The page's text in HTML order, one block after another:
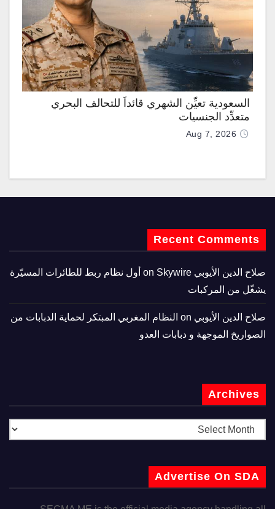
السعودية تعيِّن الشهري قائداً للتحالف البحري
متعدِّد الجنسيات
Aug 7, 2026
Recent Comments
صلاح الدين الأيوبي
Skywire أول نظام ربط للطائرات المسيّرة
يشغّل من المركبات
صلاح الدين الأيوبي
النظام المغربي المبتكر لحماية الدبابات من
الصواريخ الموجهة و دبابات العدو
Archives
Advertise On SDA